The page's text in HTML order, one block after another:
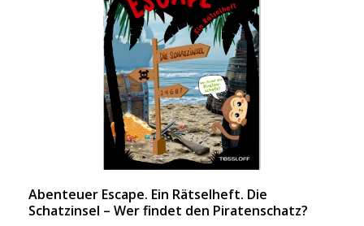
Abenteuer Escape. Ein Rätselheft. Die
Schatzinsel – Wer findet den Piratenschatz?